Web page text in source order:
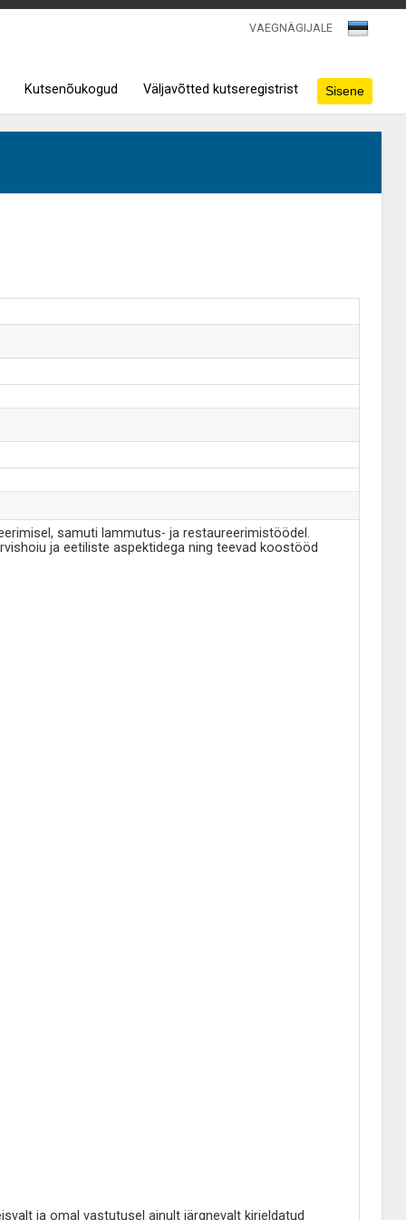
VAEGNÄGIJALE
Kutsenõukogud Väljavõtted kutseregistrist
samuti lammutus- ja restaureerimistöödel.
ja eetiliste aspektidega ning teevad koostööd
ja omal vastutusel ainult järgnevalt kirjeldatud